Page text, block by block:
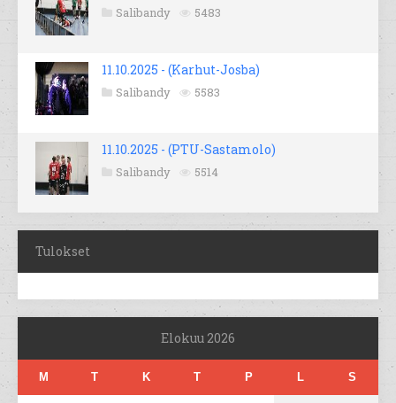
Salibandy 5483
11.10.2025 - (Karhut-Josba)
Salibandy 5583
11.10.2025 - (PTU-Sastamolo)
Salibandy 5514
Tulokset
Elokuu 2026
M T K T P L S